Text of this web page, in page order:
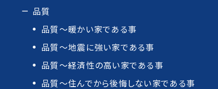
品質
品質～暖かい家である事
品質～地震に強い家である事
品質～経済性の高い家である事
品質～住んでから後悔しない家である事